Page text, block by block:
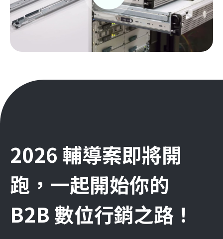
2026 輔導案即將開
跑，一起開始你的
B2B 數位行銷之路！